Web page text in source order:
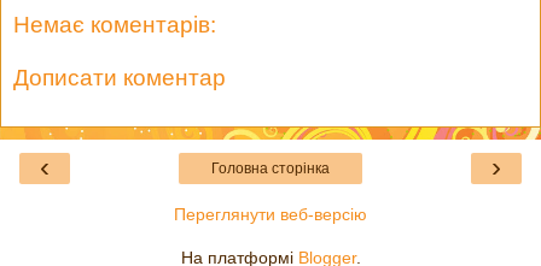
Немає коментарів:
Дописати коментар
‹ ›
Головна сторінка
Переглянути веб-версію
На платформі Blogger.